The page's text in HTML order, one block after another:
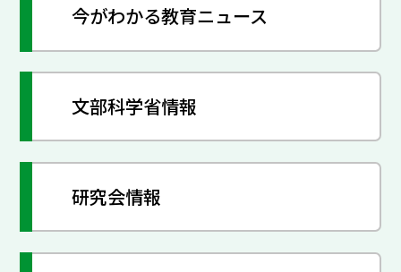
今がわかる教育ニュース
文部科学省情報
研究会情報